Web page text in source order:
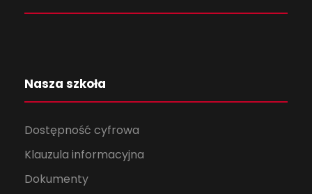
Nasza szkoła
Dostępność cyfrowa
Klauzula informacyjna
Dokumenty